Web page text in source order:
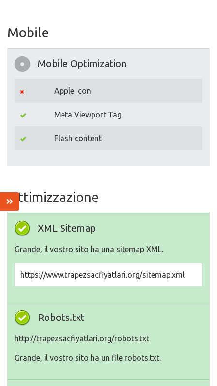
Mobile
Mobile Optimization
Apple Icon
Meta Viewport Tag
Flash content
Ottimizzazione
XML Sitemap
Grande, il vostro sito ha una sitemap XML.
https://www.trapezsacfiyatlari.org/sitemap.xml
Robots.txt
http://trapezsacfiyatlari.org/robots.txt
Grande, il vostro sito ha un file robots.txt.